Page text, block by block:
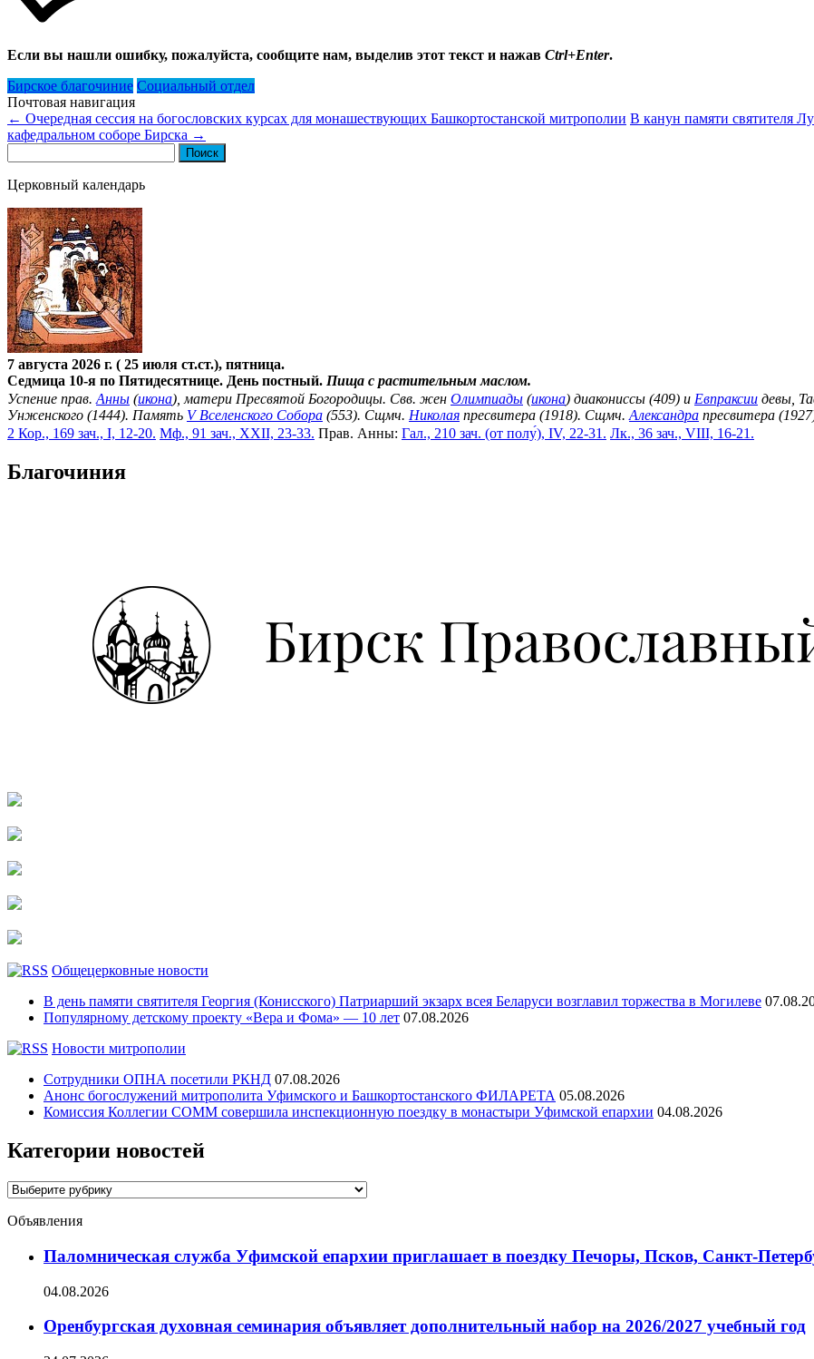
Если вы нашли ошибку, пожалуйста, сообщите нам, выделив этот текст и нажав Ctrl+Enter.
Бирское благочиние Социальный отдел
Почтовая навигация
← Очередная сессия на богословских курсах для монашествующих Башкортостанской митрополии В канун памяти святителя
кафедральном соборе Бирска →
Церковный календарь
7 августа 2026 г. ( 25 июля ст.ст.), пятница.
Седмица 10-я по Пятидесятнице. День постный. Пища с растительным маслом.
Успение прав. Анны (икона), матери Пресвятой Богородицы. Свв. жен Олимпиады (икона) диакониссы (409) и Евпраксии девы,
Унженского (1444). Память V Вселенского Собора (553). Сщмч. Николая пресвитера (1918). Сщмч. Александра пресвитера
2 Кор., 169 зач., I, 12-20. Мф., 91 зач., XXII, 23-33. Прав. Анны: Гал., 210 зач. (от полу́), IV, 22-31. Лк., 36 зач., VIII, 16-21.
Благочиния
Общецерковные новости
В день памяти святителя Георгия (Конисского) Патриарший экзарх всея Беларуси возглавил торжества в Могилеве
Популярному детскому проекту «Вера и Фома» — 10 лет 07.08.2026
Новости митрополии
Сотрудники ОПНА посетили РКНД 07.08.2026
Анонс богослужений митрополита Уфимского и Башкортостанского ФИЛАРЕТА 05.08.2026
Комиссия Коллегии СОММ совершила инспекционную поездку в монастыри Уфимской епархии 04.08.2026
Категории новостей
Категории
Объявления
Паломническая служба Уфимской епархии приглашает в поездку Печоры, Псков, Санкт-
04.08.2026
Оренбургская духовная семинария объявляет дополнительный набор на 2026/2027 учебный год